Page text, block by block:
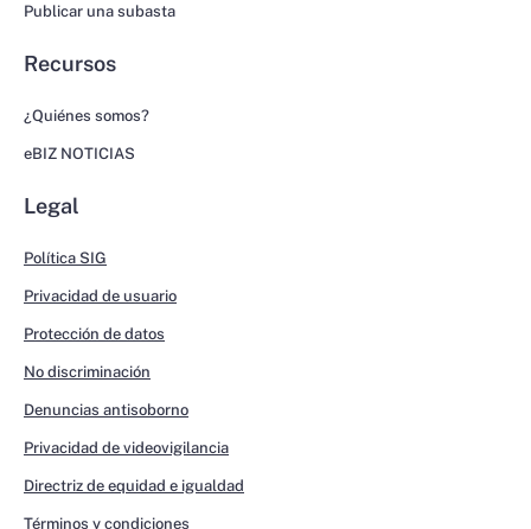
Publicar una subasta
Recursos
¿Quiénes somos?
eBIZ NOTICIAS
Legal
Política SIG
Privacidad de usuario
Protección de datos
No discriminación
Denuncias antisoborno
Privacidad de videovigilancia
Directriz de equidad e igualdad
Términos y condiciones